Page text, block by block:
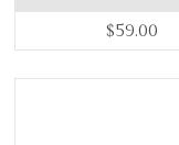
$59.00